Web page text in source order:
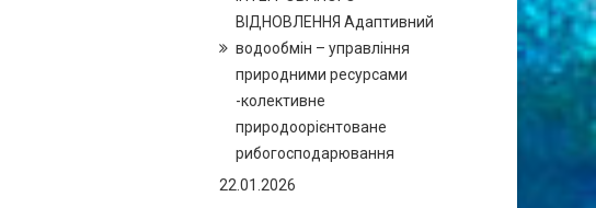
ВІДНОВЛЕННЯ Адаптивний
водообмін – управління
природними ресурсами
-колективне
природоорієнтоване
рибогосподарювання
22.01.2026